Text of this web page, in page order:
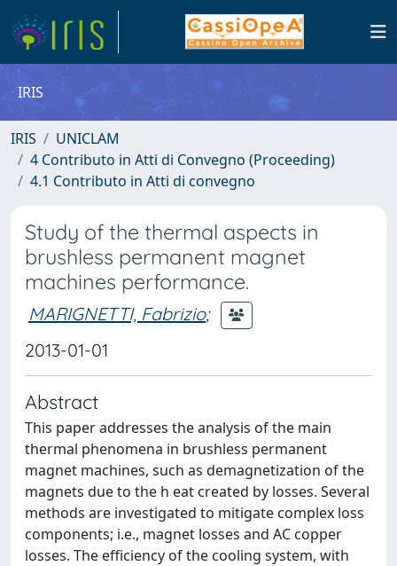
IRIS
IRIS
UNICLAM
4 Contributo in Atti di Convegno (Proceeding)
4.1 Contributo in Atti di convegno
Study of the thermal aspects in
brushless permanent magnet
machines performance.
MARIGNETTI, Fabrizio;
2013-01-01
Abstract
This paper addresses the analysis of the main
thermal phenomena in brushless permanent
magnet machines, such as demagnetization of the
magnets due to the h eat created by losses. Several
methods are investigated to mitigate complex loss
components; i.e., magnet losses and AC copper
losses. The efficiency of the cooling system, with